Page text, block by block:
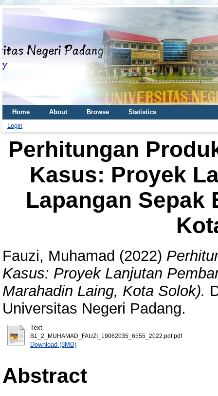
Home About Browse
Statistics
Login
Perhitungan
Kasus: Proyek
Lapangan Sepak
Fauzi, Muhamad (2022)
Kasus: Proyek Lanjutan
Marahadin Laing, Kota Solok).
Universitas Negeri Padang.
Text
B1_2_MUHAMAD_FAUZI_19062035_6555_2022.pdf.pdf
Download (8MB)
Abstract